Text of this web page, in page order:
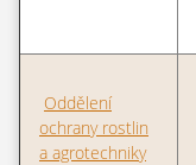
Oddělení
ochrany rostlin
a agrotechniky